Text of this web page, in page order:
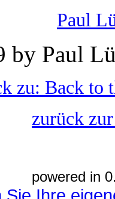
Paul
by Paul
zu: Back to
zurück
powered in
Sie Ihre